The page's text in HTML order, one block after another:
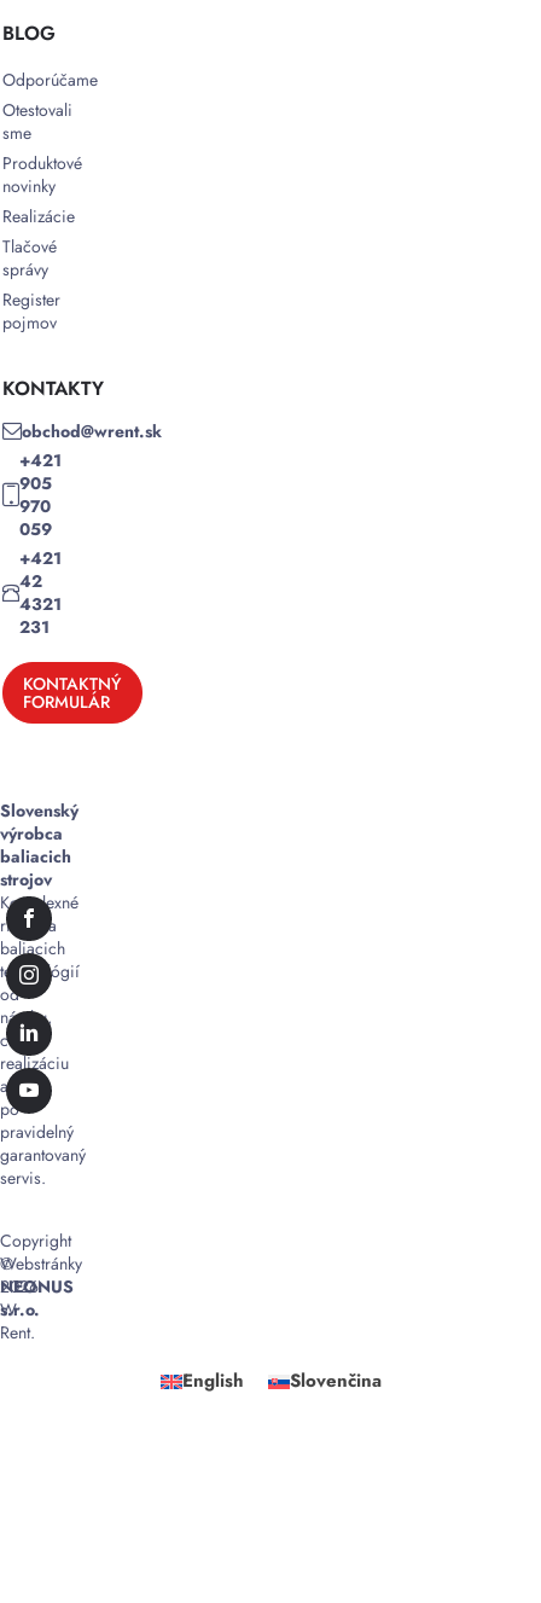
BLOG
Odporúčame
Otestovali
sme
Produktové
novinky
Realizácie
Tlačové
správy
Register
pojmov
KONTAKTY
obchod@wrent.sk
+421
905
970
059
+421
42
4321
231
KONTAKTNÝ
FORMULÁR
Slovenský
výrobca
baliacich
strojov
Komplexné
riešenia
baliacich
technológií
od
návrhu,
cez
realizáciu
až
po
pravidelný
garantovaný
servis.
Copyright
©
2026
W
Rent.
Webstránky
NEONUS
s.r.o.
English Slovenčina